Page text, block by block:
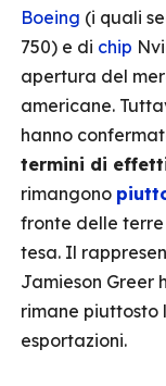
Boeing (i quali
750) e di chip
apertura del
americane.
hanno
termini di
rimangono
fronte delle
tesa. Il
Jamieson Greer
rimane piuttosto
esportazioni.